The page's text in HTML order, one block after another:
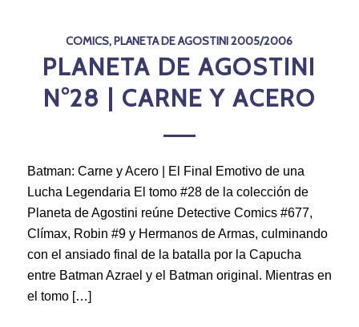
COMICS,PLANETA DE AGOSTINI 2005/2006
PLANETA DE AGOSTINI
N°28 | CARNE Y ACERO
Batman: Carne y Acero | El Final Emotivo de una
Lucha Legendaria El tomo #28 de la colección de
Planeta de Agostini reúne Detective Comics #677,
Clímax, Robin #9 y Hermanos de Armas, culminando
con el ansiado final de la batalla por la Capucha
entre Batman Azrael y el Batman original. Mientras en
el tomo […]